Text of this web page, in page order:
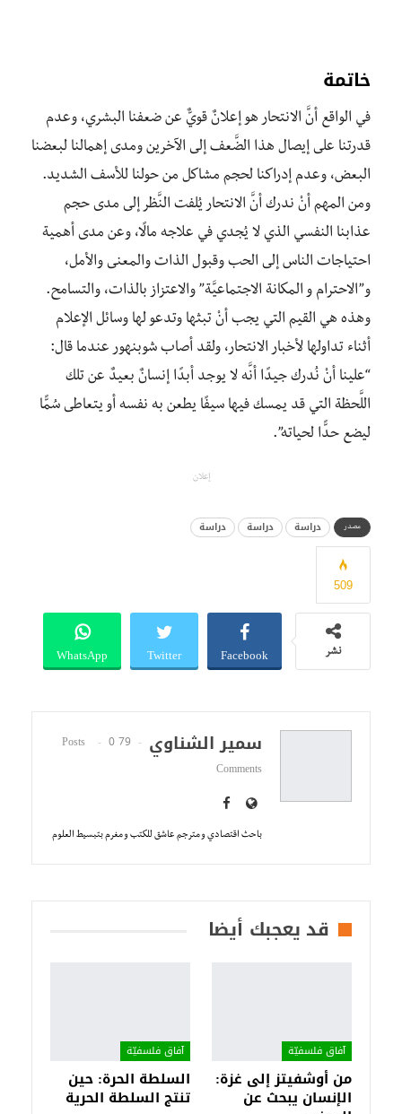
خاتمة
في الواقع أنَّ الانتحار هو إعلانٌ قويٌّ عن ضعفنا البشري، وعدم
قدرتنا على إيصال هذا الضَّعف إلى الآخرين ومدى إهمالنا لبعضنا
البعض، وعدم إدراكنا لحجم مشاكل من حولنا للأسف الشديد.
ومن المهم أنْ ندرك أنَّ الانتحار يُلفت النَّظر إلى مدى حجم
عذابنا النفسي الذي لا يُجدي في علاجه مالًا، وعن مدى أهمية
احتياجات الناس إلى الحب وقبول الذات والمعنى والأمل،
و”الاحترام و المكانة الاجتماعيَّة” والاعتزاز بالذات، والتسامح.
وهذه هي القيم التي يجب أنْ تبثها وتدعو لها وسائل الإعلام
أثناء تداولها لأخبار الانتحار، ولقد أصاب شوبنهور عندما قال:
“علينا أنْ نُدرك جيدًا أنَّه لا يوجد أبدًا إنسانٌ بعيدٌ عن تلك
اللَّحظة التي قد يمسك فيها سيفًا يطعن به نفسه أو يتعاطى سُمًّا
ليضع حدًّا لحياته”.
إعلان
مصدر دراسة دراسة دراسة
509
نشر Facebook
Twitter
WhatsApp
سمير الشناوي 79 Posts
0
Comments
باحث اقتصادي و مترجم عاشق للكتب و مغرم بتبسيط العلوم
قد يعجبك أيضا
آفاق فلسفيّة‎
من أوشفيتز إلى غزة:
الإنسان يبحث عن
آفاق فلسفيّة‎
السلطة الحرة: حين
تنتج السلطة الحرية